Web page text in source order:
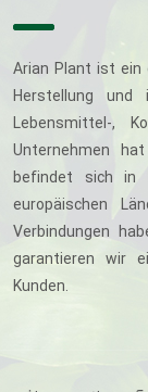
Arian Plant ist ein
Herstellung
Lebensmittel-,
Unternehmen
befindet sich in
europäischen
Verbindungen
garantieren wir
Kunden.